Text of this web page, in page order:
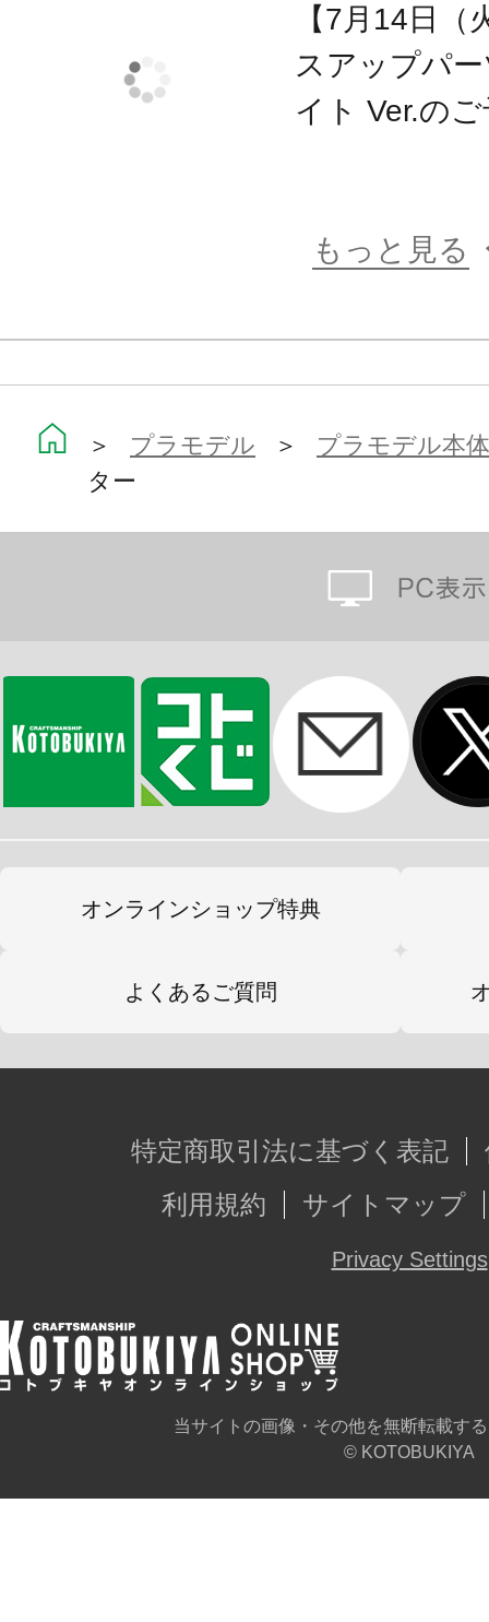
・“マシニーカ”の驚異の可動範囲で
ーズが自然にキマります。
・各部に配置された3mm径の穴によ
【メガミデバイスとは】
可動フィギュアの第一人者、浅井真
カ”をコアとし、キャラクター＆メ
ーが手掛けてまいります。
成型色は色分けがされ、顔はタンポ
はもちろんのこと、すでに発売済み
パーツの多くと組み合わせて遊ぶこ
●プレゼントコードは、ゲームサー
●プレゼントコードの特典は「アリ
●プレゼントコードは同一ゲームア
●一度ご使用になられたプレゼント
す。
●プレゼントコードは「SOL ストラ
特典として提供されているものです
【7月14日
スアップパ
イト Ver.の
もっと見る
＞ プラモデル ＞ プラモデル本体
ター
オンラインショップ特典
よくあるご質問
特定商取引法に基づく表記
利用規約
サイトマップ
Privacy Settings
当サイトの画像・その他を無断転載す
© KOTOBUKIYA